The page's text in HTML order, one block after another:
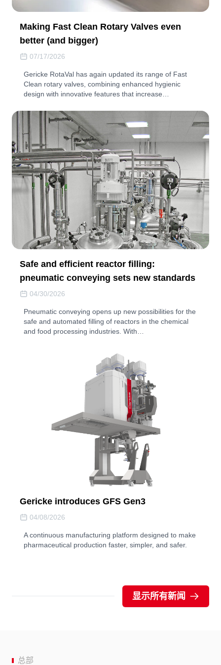
Making Fast Clean Rotary Valves even
better (and bigger)
07/17/2026
Gericke RotaVal has again updated its range of Fast
Clean rotary valves, combining enhanced hygienic
design with innovative features that increase…
Safe and efficient reactor filling:
pneumatic conveying sets new standards
04/30/2026
Pneumatic conveying opens up new possibilities for the
safe and automated filling of reactors in the chemical
and food processing industries. With…
Gericke introduces GFS Gen3
04/08/2026
A continuous manufacturing platform designed to make
pharmaceutical production faster, simpler, and safer.
显示所有新闻
总部